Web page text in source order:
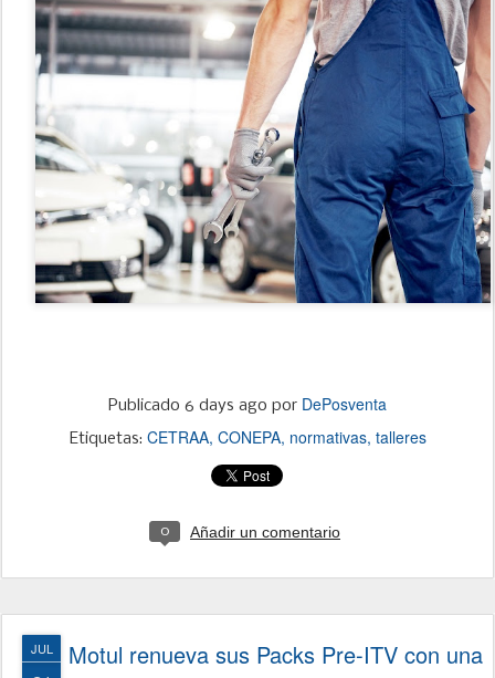
Publicado 6 days ago por DePosventa
Etiquetas: CETRAA CONEPA normativas talleres
0 Añadir un comentario
JUL
Motul renueva sus Packs Pre-ITV con una